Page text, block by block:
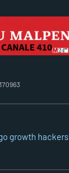
growth hackers